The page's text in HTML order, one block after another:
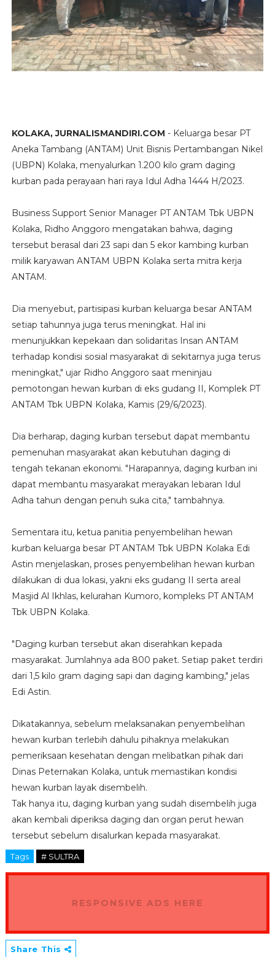
KOLAKA, JURNALISMANDIRI.COM - Keluarga besar PT
Aneka Tambang (ANTAM) Unit Bisnis Pertambangan Nikel
(UBPN) Kolaka, menyalurkan 1.200 kilo gram daging
kurban pada perayaan hari raya Idul Adha 1444 H/2023.
Business Support Senior Manager PT ANTAM Tbk UBPN
Kolaka, Ridho Anggoro mengatakan bahwa, daging
tersebut berasal dari 23 sapi dan 5 ekor kambing kurban
milik karyawan ANTAM UBPN Kolaka serta mitra kerja
ANTAM.
Dia menyebut, partisipasi kurban keluarga besar ANTAM
setiap tahunnya juga terus meningkat. Hal ini
menunjukkan kepekaan dan solidaritas Insan ANTAM
terhadap kondisi sosial masyarakat di sekitarnya juga terus
meningkat," ujar Ridho Anggoro saat meninjau
pemotongan hewan kurban di eks gudang II, Komplek PT
ANTAM Tbk UBPN Kolaka, Kamis (29/6/2023).
Dia berharap, daging kurban tersebut dapat membantu
pemenuhan masyarakat akan kebutuhan daging di
tengah tekanan ekonomi. "Harapannya, daging kurban ini
dapat membantu masyarakat merayakan lebaran Idul
Adha tahun dengan penuh suka cita," tambahnya.
Sementara itu, ketua panitia penyembelihan hewan
kurban keluarga besar PT ANTAM Tbk UBPN Kolaka Edi
Astin menjelaskan, proses penyembelihan hewan kurban
dilakukan di dua lokasi, yakni eks gudang II serta areal
Masjid Al Ikhlas, kelurahan Kumoro, kompleks PT ANTAM
Tbk UBPN Kolaka.
"Daging kurban tersebut akan diserahkan kepada
masyarakat. Jumlahnya ada 800 paket. Setiap paket terdiri
dari 1,5 kilo gram daging sapi dan daging kambing," jelas
Edi Astin.
Dikatakannya, sebelum melaksanakan penyembelihan
hewan kurban terlebih dahulu pihaknya melakukan
pemeriksaan kesehatan dengan melibatkan pihak dari
Dinas Peternakan Kolaka, untuk memastikan kondisi
hewan kurban layak disembelih.
Tak hanya itu, daging kurban yang sudah disembelih juga
akan kembali diperiksa daging dan organ perut hewan
tersebut sebelum disalurkan kepada masyarakat.
Tags # SULTRA
RESPONSIVE ADS HERE
Share This